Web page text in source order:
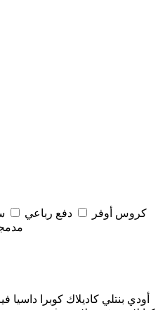
كروس أوفر
دفع رباعي
أودي بنتلي كاديلاك كوبرا داسيا